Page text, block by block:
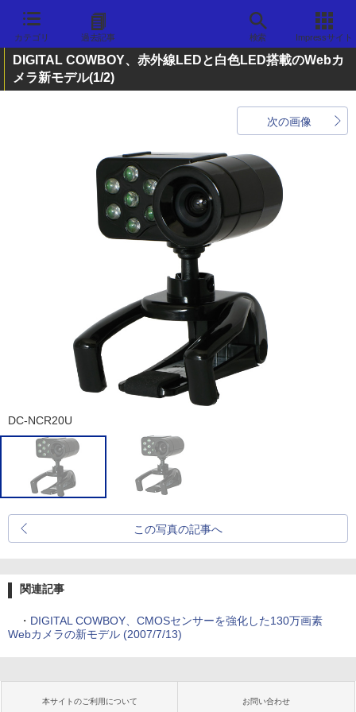
カテゴリ 過去記事 検索 Impressサイト
DIGITAL COWBOY、赤外線LEDと白色LED搭載のWebカ
メラ新モデル(1/2)
次の画像
DC-NCR20U
この写真の記事へ
関連記事
・ DIGITAL COWBOY、CMOSセンサーを強化した130万画素
Webカメラの新モデル (2007/7/13)
本サイトのご利用について お問い合わせ